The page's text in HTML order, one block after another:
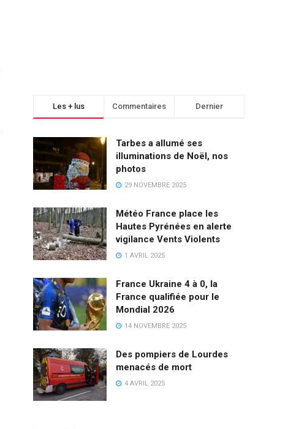
Les + lus Commentaires Dernier
Tarbes a allumé ses
illuminations de Noël, nos
photos
29 NOVEMBRE 2025
Météo France place les
Hautes Pyrénées en alerte
vigilance Vents Violents
1 AVRIL 2025
France Ukraine 4 à 0, la
France qualifiée pour le
Mondial 2026
14 NOVEMBRE 2025
Des pompiers de Lourdes
menacés de mort
4 AVRIL 2025